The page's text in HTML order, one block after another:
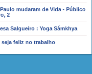
mudaram de Vida - Público
2
Salgueiro : Yoga Sámkhya
seja feliz no trabalho